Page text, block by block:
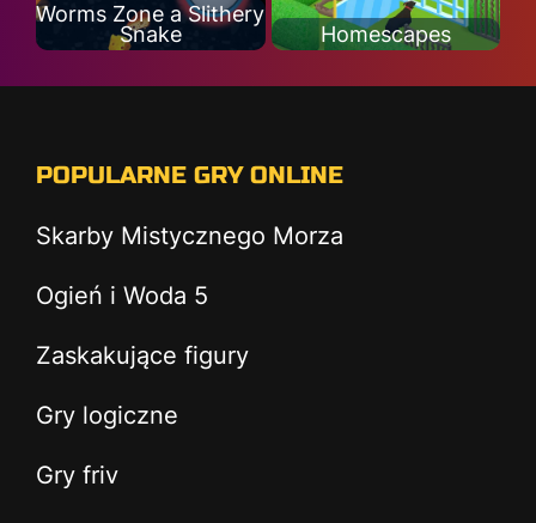
Worms Zone a Slithery
Snake
Homescapes
POPULARNE GRY ONLINE
Skarby Mistycznego Morza
Ogień i Woda 5
Zaskakujące figury
Gry logiczne
Gry friv